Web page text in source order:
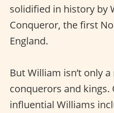
solidified in history by
Conqueror, the first
England.
But William isn’t only
conquerors and
influential Williams